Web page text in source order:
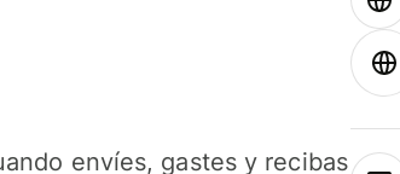
envíes, gastes y recibas